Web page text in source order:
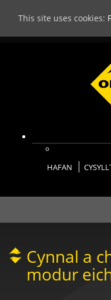
HAFAN
Cynnal a
modur
This site uses cookies: